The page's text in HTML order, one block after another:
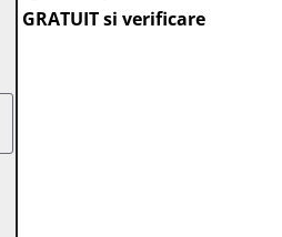
GRATUIT si verificare